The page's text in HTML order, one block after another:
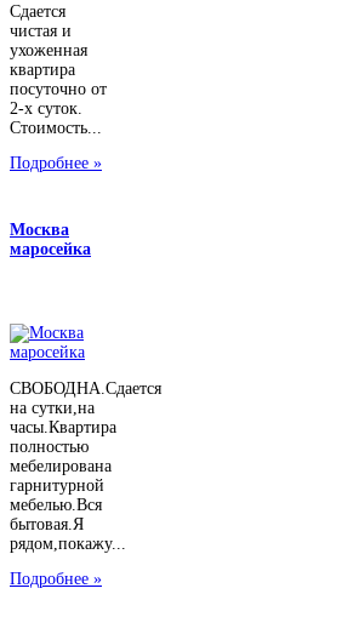
Сдается
чистая и
ухоженная
квартира
посуточно от
2-х суток.
Стоимость...
Подробнее »
Москва
маросейка
СВОБОДНА.Сдается
на сутки,на
часы.Квартира
полностью
мебелирована
гарнитурной
мебелью.Вся
бытовая.Я
рядом,покажу...
Подробнее »